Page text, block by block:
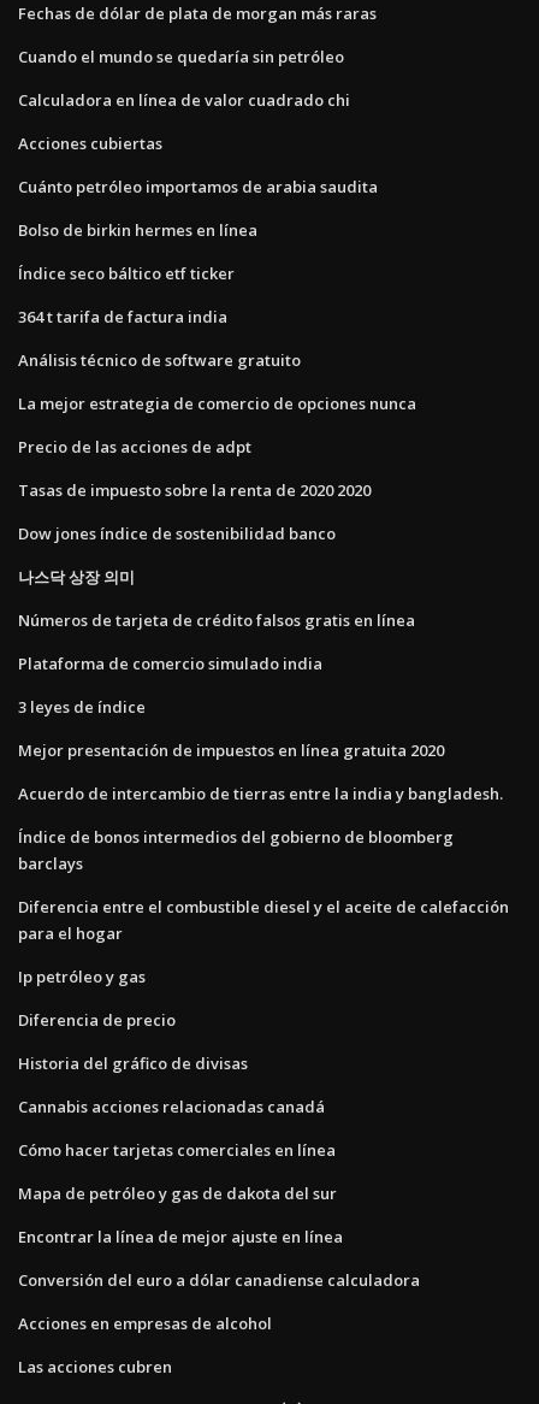
Fechas de dólar de plata de morgan más raras
Cuando el mundo se quedaría sin petróleo
Calculadora en línea de valor cuadrado chi
Acciones cubiertas
Cuánto petróleo importamos de arabia saudita
Bolso de birkin hermes en línea
Índice seco báltico etf ticker
364 t tarifa de factura india
Análisis técnico de software gratuito
La mejor estrategia de comercio de opciones nunca
Precio de las acciones de adpt
Tasas de impuesto sobre la renta de 2020 2020
Dow jones índice de sostenibilidad banco
나스닥 상장 의미
Números de tarjeta de crédito falsos gratis en línea
Plataforma de comercio simulado india
3 leyes de índice
Mejor presentación de impuestos en línea gratuita 2020
Acuerdo de intercambio de tierras entre la india y bangladesh.
Índice de bonos intermedios del gobierno de bloomberg
barclays
Diferencia entre el combustible diesel y el aceite de calefacción
para el hogar
Ip petróleo y gas
Diferencia de precio
Historia del gráfico de divisas
Cannabis acciones relacionadas canadá
Cómo hacer tarjetas comerciales en línea
Mapa de petróleo y gas de dakota del sur
Encontrar la línea de mejor ajuste en línea
Conversión del euro a dólar canadiense calculadora
Acciones en empresas de alcohol
Las acciones cubren